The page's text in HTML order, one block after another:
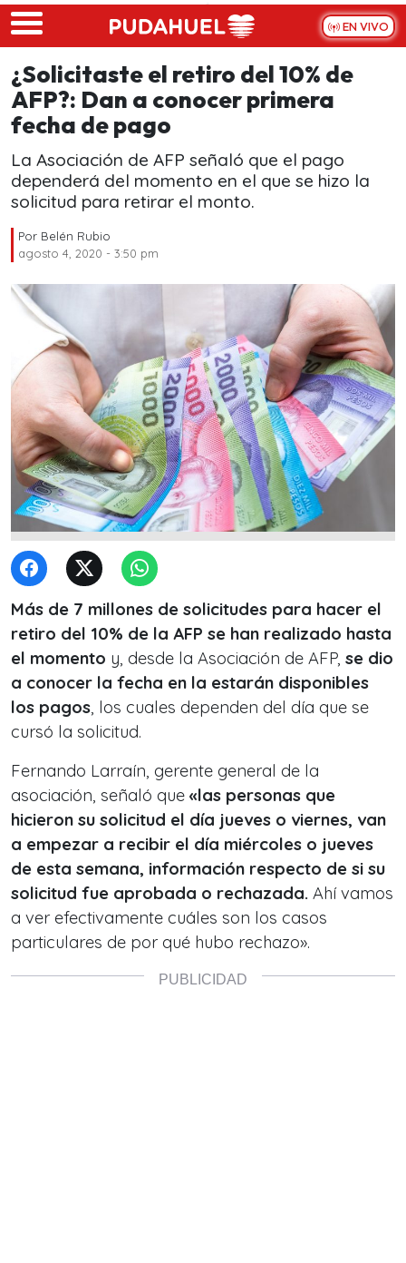
Skip to main content
EN VIVO
¿Solicitaste el retiro del 10% de
AFP?: Dan a conocer primera
fecha de pago
La Asociación de AFP señaló que el pago
dependerá del momento en el que se hizo la
solicitud para retirar el monto.
Por Belén Rubio
agosto 4, 2020 - 3:50 pm
Más de 7 millones de solicitudes para hacer el
retiro del 10% de la AFP se han realizado hasta
el momento y, desde la Asociación de AFP, se dio
a conocer la fecha en la estarán disponibles
los pagos, los cuales dependen del día que se
cursó la solicitud.
Fernando Larraín, gerente general de la
asociación, señaló que «las personas que
hicieron su solicitud el día jueves o viernes, van
a empezar a recibir el día miércoles o jueves
de esta semana, información respecto de si su
solicitud fue aprobada o rechazada. Ahí vamos
a ver efectivamente cuáles son los casos
particulares de por qué hubo rechazo».